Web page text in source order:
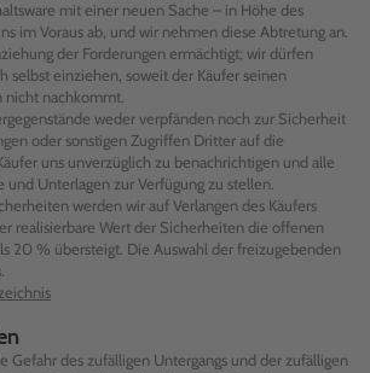
mit einer neuen Sache – in Höhe des
im Voraus ab, und wir nehmen diese Abtretung an.
der Forderungen ermächtigt; wir dürfen
selbst einziehen, soweit der Käufer seinen
nicht nachkommt.
weder verpfänden noch zur Sicherheit
oder sonstigen Zugriffen Dritter auf die
uns unverzüglich zu benachrichtigen und alle
Unterlagen zur Verfügung zu stellen.
werden wir auf Verlangen des Käufers
realisierbare Wert der Sicherheiten die offenen
20 % übersteigt. Die Auswahl der freizugebenden
Gefahr des zufälligen Untergangs und der zufälligen